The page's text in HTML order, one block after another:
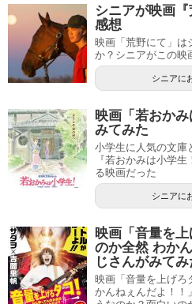
シニアが映画
感想
映画「荒野にて」は
か？シニアがこの映
シニアに
映画「若おか
みてみた
小学生に人気の文庫
『若おかみは小学
る映画だった
シニアに
映画「音量を
のか全然 わか
じさんがみてみ
映画「音量を上げろ
かんねぇんだよ！！